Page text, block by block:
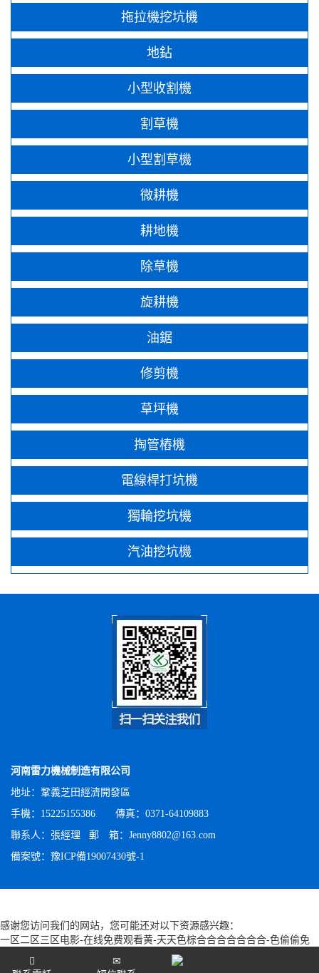
拖拉機挖坑機
地鉆
小型收割機
割草機
小型割草機
微耕機
耕地機
除草機
旋耕機
油鋸
修剪機
草坪機
掏管樁機
電線桿打坑機
獨輪挖坑機
汽油挖坑機
河南雷力機械制造有限公司
地址：鞏義芝田經濟開發區
手機：15225155386 傳真：0371-64109883
聯系人：張經理 郵 箱：Jenny8802@163.com
備案號： 豫ICP備19007430號-1
感谢您访问我们的网站，您可能还对以下资源感兴趣：
一区二区三区电影-在线免费观看黄-天天色棕合合合合合合合-色偷偷免
费视频-五月天最新网址-欧美一级在线播放-国产又粗又大又爽视频-极品
久久久-色av影院-色噜噜一区二区-国模福利视频-国产精品美女网站-毛片